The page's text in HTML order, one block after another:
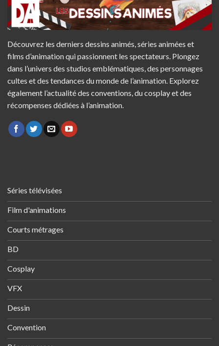
Découvrez les derniers dessins animés, séries animées et
films d’animation qui passionnent les spectateurs. Plongez
dans l’univers des studios emblématiques, des personnages
cultes et des tendances du monde de l’animation. Explorez
également l’actualité des conventions, du cosplay et des
récompenses dédiées à l’animation.
Séries télévisées
Film d'animations
Courts métrages
BD
Cosplay
VFX
Dessin
Convention